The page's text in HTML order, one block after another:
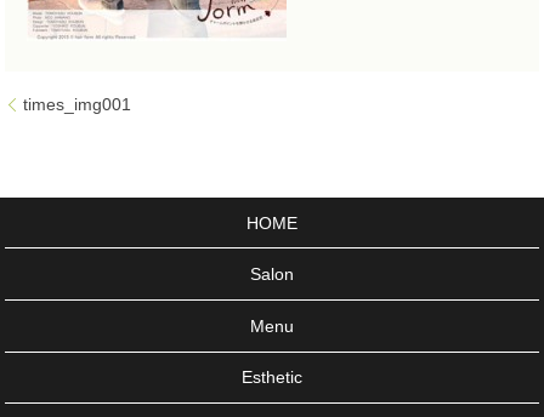
times_img001
HOME
Salon
Menu
Esthetic